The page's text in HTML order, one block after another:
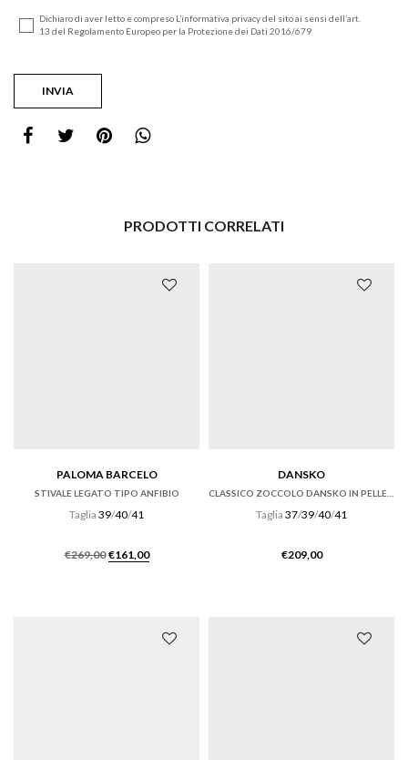
Dichiaro di aver letto e compreso L’informativa privacy del sito ai sensi dell’art.
13 del Regolamento Europeo per la Protezione dei Dati 2016/679
PRODOTTI CORRELATI
PALOMA BARCELO
STIVALE LEGATO TIPO ANFIBIO
Taglia 39/40/41
€269,00 Il
€161,00Il
DANSKO
Taglia 37/39/40/41
€209,00